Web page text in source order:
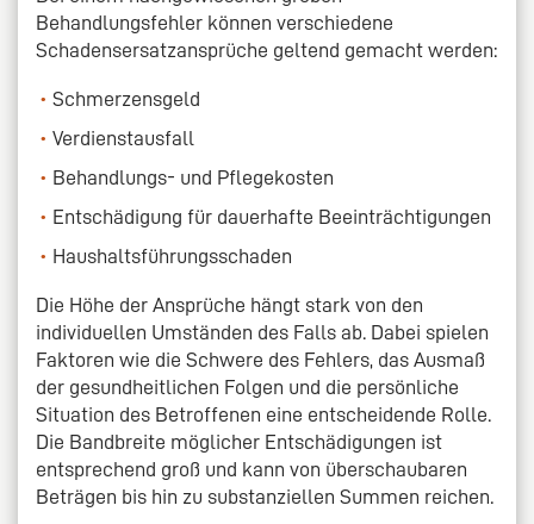
Behandlungsfehler können verschiedene
Schadensersatzansprüche geltend gemacht werden:
Schmerzensgeld
Verdienstausfall
Behandlungs- und Pflegekosten
Entschädigung für dauerhafte Beeinträchtigungen
Haushaltsführungsschaden
Die Höhe der Ansprüche hängt stark von den
individuellen Umständen des Falls ab. Dabei spielen
Faktoren wie die Schwere des Fehlers, das Ausmaß
der gesundheitlichen Folgen und die persönliche
Situation des Betroffenen eine entscheidende Rolle.
Die Bandbreite möglicher Entschädigungen ist
entsprechend groß und kann von überschaubaren
Beträgen bis hin zu substanziellen Summen reichen.